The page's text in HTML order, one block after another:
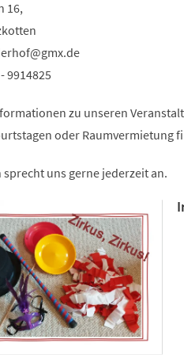
16,
gmx de
9914825
zu unseren
oder Raumvermietung
sprecht uns gerne jederzeit an.